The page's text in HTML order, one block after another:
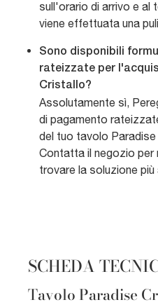
sull'orario di arrivo e al
viene effettuata una
Sono disponibili
rateizzate per
Cristallo?
Assolutamente sì,
di pagamento
del tuo tavolo
Contatta il negozio per
trovare la soluzione
SCHEDA
Tavolo Paradise